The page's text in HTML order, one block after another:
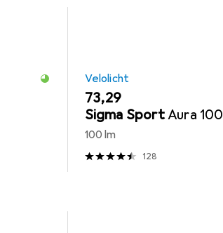
Velolicht
EUR
73,29
Sigma SportAura 100
100 lm
128